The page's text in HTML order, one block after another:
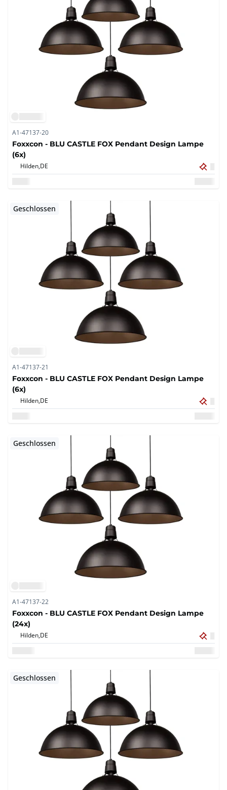
A1-47137-20
Foxxcon - BLU CASTLE FOX Pendant Design Lampe
(6x)
Hilden,DE
Geschlossen
A1-47137-21
Foxxcon - BLU CASTLE FOX Pendant Design Lampe
(6x)
Hilden,DE
Geschlossen
A1-47137-22
Foxxcon - BLU CASTLE FOX Pendant Design Lampe
(24x)
Hilden,DE
Geschlossen